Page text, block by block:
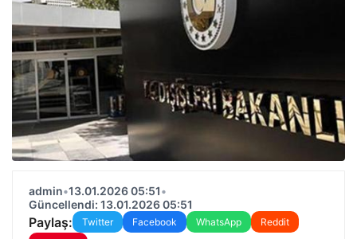
admin•13.01.2026 05:51•
Güncellendi: 13.01.2026 05:51
Paylaş: Twitter Facebook WhatsApp
Reddit